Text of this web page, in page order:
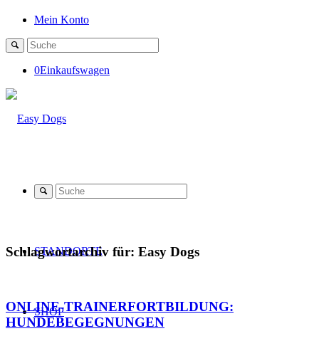
Mein Konto
0Einkaufswagen
STANDORTE
SHOP
Schlagwortarchiv für: Easy Dogs
ONLINE-TRAINERFORTBILDUNG:
HUNDEBEGEGNUNGEN